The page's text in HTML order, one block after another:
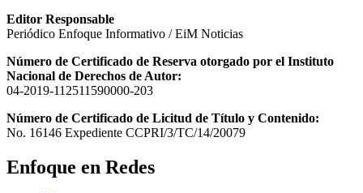
Editor Responsable
Periódico Enfoque Informativo / EiM Noticias
Número de Certificado de Reserva otorgado por el Instituto
Nacional de Derechos de Autor:
04-2019-112511590000-203
Número de Certificado de Licitud de Título y Contenido:
No. 16146 Expediente CCPRI/3/TC/14/20079
Enfoque en Redes